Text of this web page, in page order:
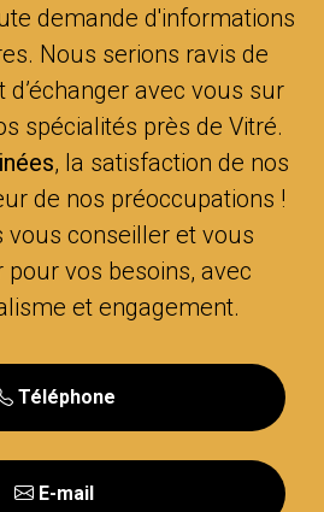
demande d'informations
Nous serions ravis de
avec vous sur
spécialités près de Vitré.
, la satisfaction de nos
de nos préoccupations !
vous conseiller et vous
vos besoins, avec
et engagement.
Téléphone
E-mail